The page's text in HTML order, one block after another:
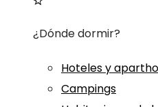
¿Dónde dormir?
Hoteles y
Campings